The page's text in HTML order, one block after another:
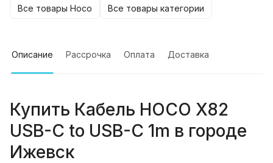
Все товары Hoco Все товары категории
Описание Рассрочка Оплата Доставка
Купить Кабель HOCO X82
USB-C to USB-C 1m в городе
Ижевск